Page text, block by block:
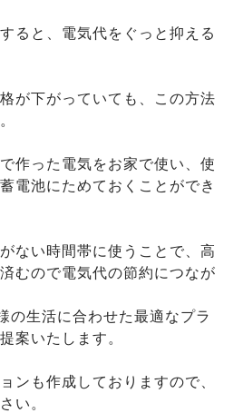
ると、電気代をぐっと抑える
が下がっていても、この方法
作った電気をお家で使い、使
電池にためておくことができ
ない時間帯に使うことで、高
むので電気代の節約につなが
の生活に合わせた最適なプラ
案いたします。
ンも作成しておりますので、
い。